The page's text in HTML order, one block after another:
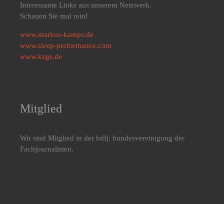
Interessante Links aus unserem Netzwerk.
Schauen Sie mal rein!
www.markus-kamps.de
www.sleep-performance.com
www.kzgs.de
Mitglied
Wir sind Mitglied in der bdfj: bundesvereinigung der
Fachjournalisten.